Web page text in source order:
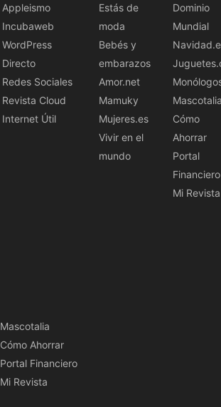
Appleismo
Incubaweb
WordPress
Directo
Redes Sociales
Revista Cloud
Internet Útil
Estás de
moda
Bebés y
embarazos
Amor.net
Mamuky
Mujeres.es
Vivir en el
mundo
Dominio
Mundial
Cómo
Ahorrar
Portal
Financiero
Mi Revista
Mascotalia
Cómo Ahorrar
Portal Financiero
Mi Revista